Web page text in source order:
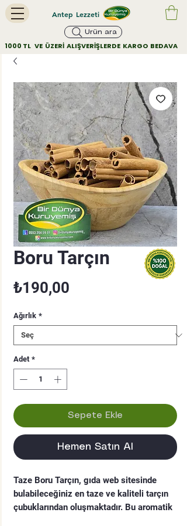
Antep Lezzeti
Ürün ara
1000 TL   VE  ÜZERİ  ALIŞVERİŞLERDE  KARGO  BEDAVA
Boru Tarçın
₺190,00
Ağırlık *
Adet *
Sepete Ekle
Hemen Satın Al
Taze Boru Tarçın, gıda web sitesinde
bulabileceğiniz en taze ve kaliteli tarçın
çubuklarından oluşmaktadır. Bu aromatik